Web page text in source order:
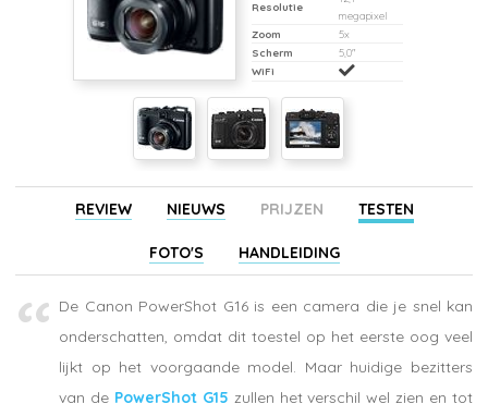
Resolutie
megapixel
Zoom
5x
Scherm
5,0"
WiFi
REVIEW NIEUWS PRIJZEN TESTEN
FOTO'S HANDLEIDING
De Canon PowerShot G16 is een camera die je snel kan
onderschatten, omdat dit toestel op het eerste oog veel
lijkt op het voorgaande model. Maar huidige bezitters
van de PowerShot G15 zullen het verschil wel zien en tot